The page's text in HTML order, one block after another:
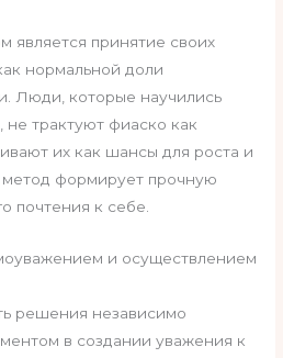
является принятие своих
нормальной доли
Люди, которые научились
не трактуют фиаско как
их как шансы для роста и
метод формирует прочную
почтения к себе.
и осуществлением
решения независимо
в создании уважения к